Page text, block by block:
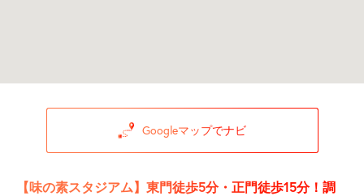
Googleマップでナビ
【味の素スタジアム】東門徒歩5分・正門徒歩15分！調